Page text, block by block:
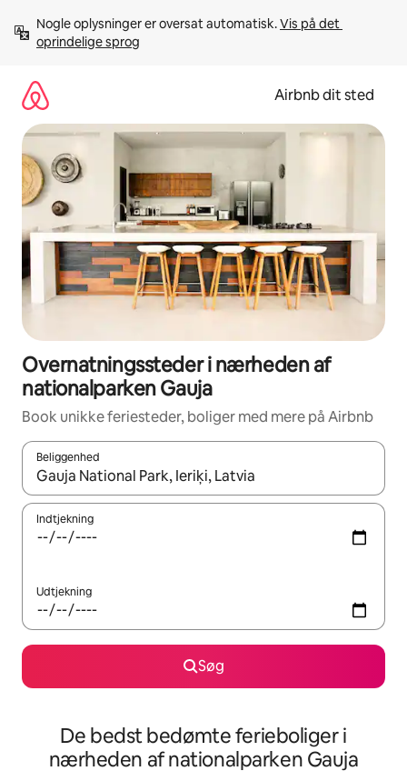
videre
Nogle oplysninger er oversat automatisk. Vis på det
oprindelige sprog
Airbnb dit sted
Overnatningssteder i nærheden af
nationalparken Gauja
Book unikke feriesteder, boliger med mere på Airbnb
Beliggenhed
Når resultaterne er tilgængelige, skal du navigere med
Indtjekning
Udtjekning
Søg
De bedst bedømte ferieboliger i
nærheden af nationalparken Gauja